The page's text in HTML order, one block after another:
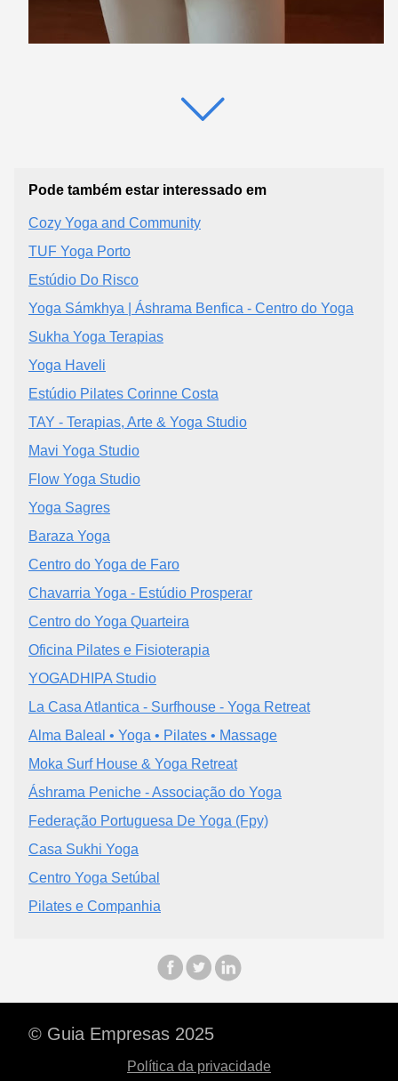
Pode também estar interessado em
Cozy Yoga and Community
TUF Yoga Porto
Estúdio Do Risco
Yoga Sámkhya | Áshrama Benfica - Centro do Yoga
Sukha Yoga Terapias
Yoga Haveli
Estúdio Pilates Corinne Costa
TAY - Terapias, Arte & Yoga Studio
Mavi Yoga Studio
Flow Yoga Studio
Yoga Sagres
Baraza Yoga
Centro do Yoga de Faro
Chavarria Yoga - Estúdio Prosperar
Centro do Yoga Quarteira
Oficina Pilates e Fisioterapia
YOGADHIPA Studio
La Casa Atlantica - Surfhouse - Yoga Retreat
Alma Baleal • Yoga • Pilates • Massage
Moka Surf House & Yoga Retreat
Áshrama Peniche - Associação do Yoga
Federação Portuguesa De Yoga (Fpy)
Casa Sukhi Yoga
Centro Yoga Setúbal
Pilates e Companhia
© Guia Empresas 2025
Política da privacidade